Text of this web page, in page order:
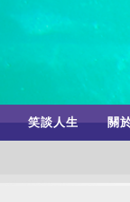
笑談人生 關